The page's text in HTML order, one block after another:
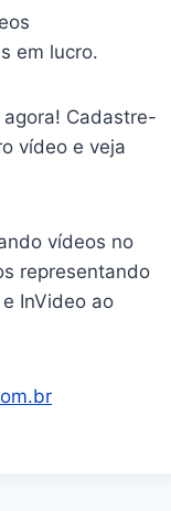
em lucro.
Cadastre-
vídeo e veja
vídeos no
representando
InVideo ao